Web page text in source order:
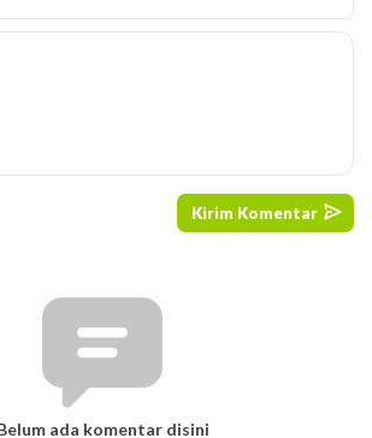
ada komentar disini